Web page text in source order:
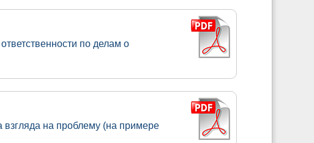
по делам о
взгляда на проблему (на примере